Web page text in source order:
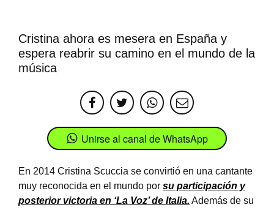
Cristina ahora es mesera en España y
espera reabrir su camino en el mundo de la
música
Unirse al canal de WhatsApp
En 2014 Cristina Scuccia se convirtió en una cantante
muy reconocida en el mundo por su participación y
posterior victoria en ‘La Voz’ de Italia. Además de su